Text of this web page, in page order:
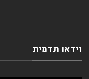
וידאו תדמית